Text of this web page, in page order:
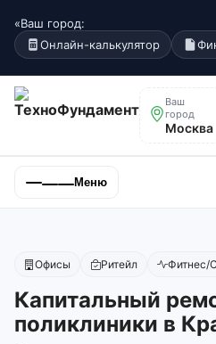
«Ваш город:
Онлайн-калькулятор
Ваш
город
Москва
Меню
Офисы Ритейл Фитнес/
Капитальный
поликлиники в